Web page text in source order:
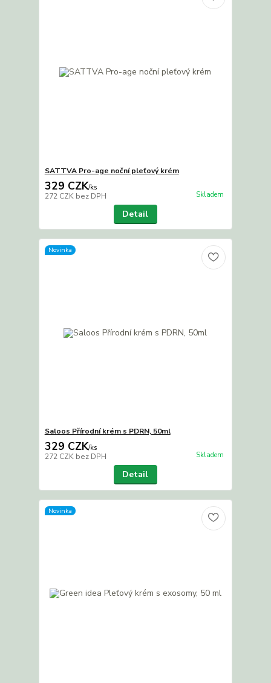
SATTVA Pro-age noční pleťový krém
329 CZK/ks
272 CZK bez DPH Skladem
Detail
Novinka
Saloos Přírodní krém s PDRN, 50ml
329 CZK/ks
272 CZK bez DPH Skladem
Detail
Novinka